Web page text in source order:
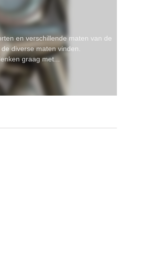
en verschillende maten van de
diverse maten vinden.
graag met...